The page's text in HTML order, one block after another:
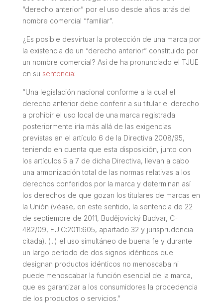
“derecho anterior” por el uso desde años atrás del
nombre comercial “familiar”.
¿Es posible desvirtuar la protección de una marca por
la existencia de un “derecho anterior” constituido por
un nombre comercial? Así de ha pronunciado el TJUE
en su sentencia:
“Una legislación nacional conforme a la cual el
derecho anterior debe conferir a su titular el derecho
a prohibir el uso local de una marca registrada
posteriormente iría más allá de las exigencias
previstas en el artículo 6 de la Directiva 2008/95,
teniendo en cuenta que esta disposición, junto con
los artículos 5 a 7 de dicha Directiva, llevan a cabo
una armonización total de las normas relativas a los
derechos conferidos por la marca y determinan así
los derechos de que gozan los titulares de marcas en
la Unión (véase, en este sentido, la sentencia de 22
de septiembre de 2011, Budějovický Budvar, C-
482/09, EU:C:2011:605, apartado 32 y jurisprudencia
citada). (...) el uso simultáneo de buena fe y durante
un largo período de dos signos idénticos que
designan productos idénticos no menoscaba ni
puede menoscabar la función esencial de la marca,
que es garantizar a los consumidores la procedencia
de los productos o servicios.”